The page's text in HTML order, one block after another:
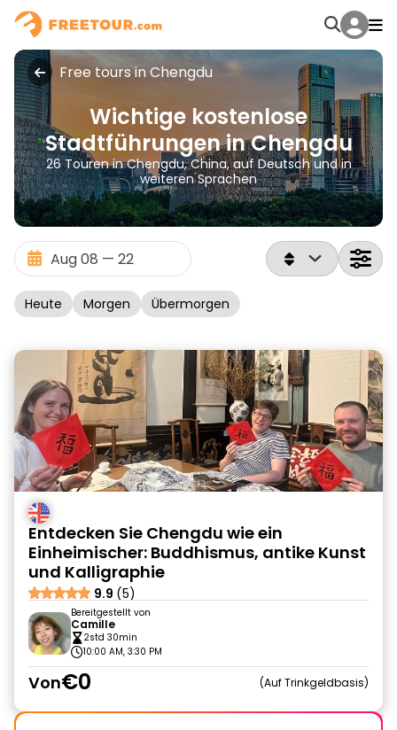
Free tours in Chengdu
Wichtige kostenlose
Stadtführungen in Chengdu
26 Touren in Chengdu, China, auf Deutsch und in
weiteren Sprachen
Heute Morgen Übermorgen
Entdecken Sie Chengdu wie ein
Einheimischer: Buddhismus, antike Kunst
und Kalligraphie
9.9 (5)
Bereitgestellt von
Camille
2std 30min
10:00 AM, 3:30 PM
Von€0 Auf Trinkgeldbasis